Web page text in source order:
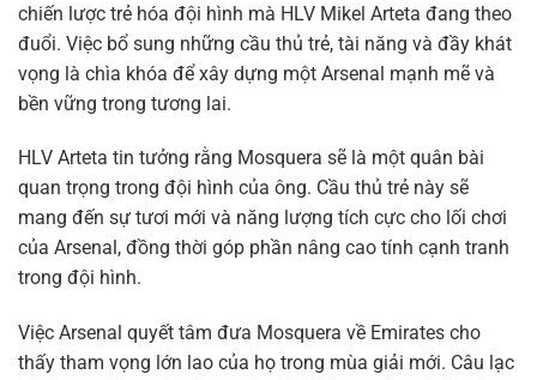
chiến lược trẻ hóa đội hình mà HLV Mikel Arteta đang theo
đuổi. Việc bổ sung những cầu thủ trẻ, tài năng và đầy khát
vọng là chìa khóa để xây dựng một Arsenal mạnh mẽ và
bền vững trong tương lai.
HLV Arteta tin tưởng rằng Mosquera sẽ là một quân bài
quan trọng trong đội hình của ông. Cầu thủ trẻ này sẽ
mang đến sự tươi mới và năng lượng tích cực cho lối chơi
của Arsenal, đồng thời góp phần nâng cao tính cạnh tranh
trong đội hình.
Việc Arsenal quyết tâm đưa Mosquera về Emirates cho
thấy tham vọng lớn lao của họ trong mùa giải mới. Câu lạc